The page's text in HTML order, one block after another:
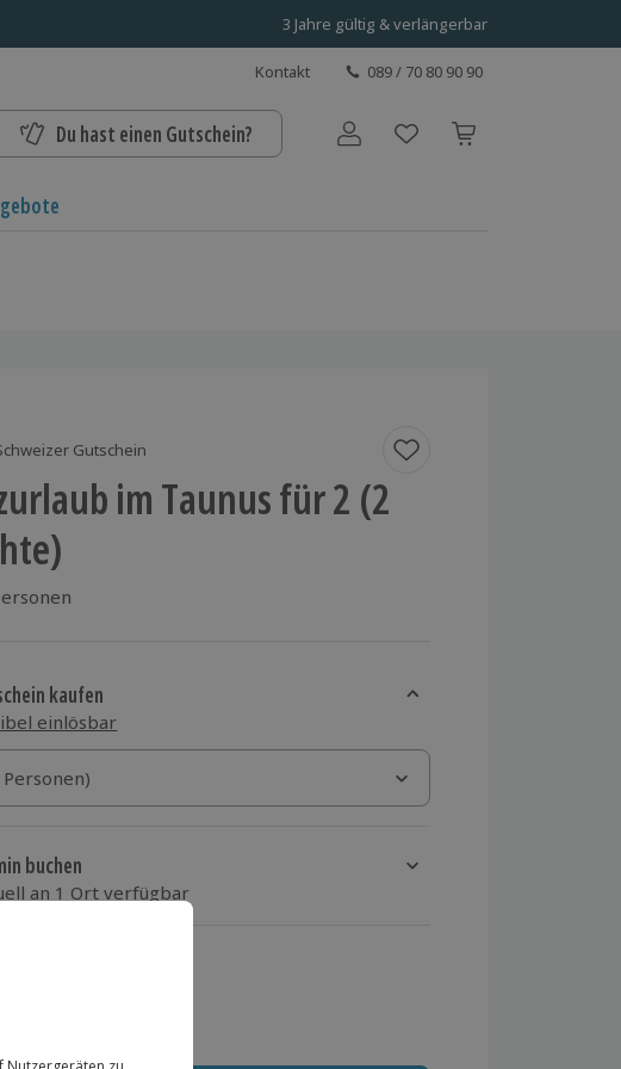
3 Jahre gültig & verlängerbar
Kontakt 089 / 70 80 90 90
Du hast einen Gutschein? Benutzerkonto
Gutschein
im Taunus für 2 (2
kaufen
einlösbar
Personen)
buchen
an 1 Ort verfügbar